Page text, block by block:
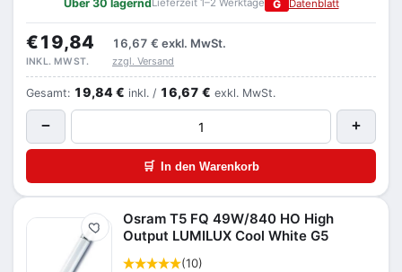
Über 30 lagerndLieferzeit 1–2 Werktage G Datenblatt
€19,84 16,67 € exkl. MwSt.
INKL. MWST. zzgl. Versand
Gesamt: 19,84 € inkl. / 16,67 € exkl. MwSt.
− +
🛒 In den Warenkorb
Merken
Osram T5 FQ 49W/840 HO High
Output LUMILUX Cool White G5
(10)